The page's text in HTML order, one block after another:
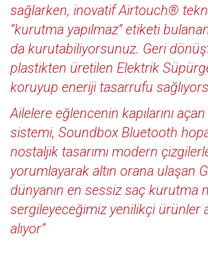
sağlarken, inovatif Airtouch®
“kurutma yapılmaz” etiketi bulanan
da kurutabiliyorsunuz. Geri
plastikten üretilen Elektrik
koruyup eneriji tasarrufu
Ailelere eğlencenin kapılarını
sistemi, Soundbox Bluetooth
nostaljik tasarımı modern
yorumlayarak altın orana ulaşan
dünyanın en sessiz saç kurutma
sergileyeceğimiz yenilikçi ürünler
alıyor”